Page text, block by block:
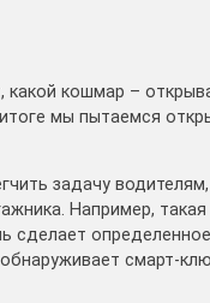
какой кошмар –
мы пытаемся
задачу
Например,
сделает
смарт-